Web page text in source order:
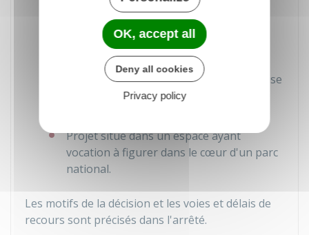
l'exécution de travaux publics ou la
réalisation d'une opération
d'aménagement
Constructions projetées de nature à
compromettre ou à rendre plus onéreuse
l'exécution du futur plan local
Projet situé dans un espace ayant
vocation à figurer dans le cœur d'un parc
national.
Les motifs de la décision et les voies et délais de
recours sont précisés dans l'arrêté.
OK, accept all
Deny all cookies
Privacy policy